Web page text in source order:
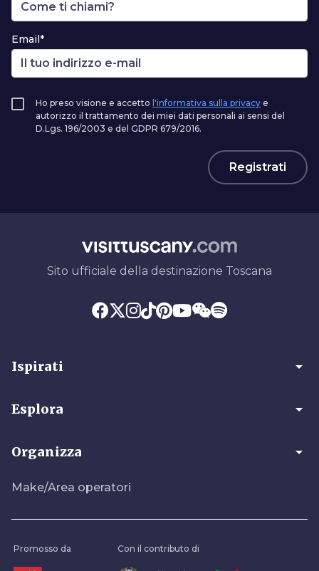
Email*
Ho preso visione e accetto l'informativa sulla privacy e
autorizzo il trattamento dei miei dati personali ai sensi del
D.Lgs. 196/2003 e del GDPR 679/2016.
Registrati
Sito ufficiale della destinazione Toscana
Ispirati arrow_drop_down
Esplora arrow_drop_down
Organizza arrow_drop_down
Make/Area operatori
Promosso da Con il contributo di